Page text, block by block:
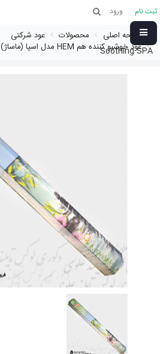
ثبت نام ورود
صفحه اصلی محصولات
عود شرکتی
عود خوشبو کننده هم HEM مدل اسپا (ماساژ)
Soothing SPA